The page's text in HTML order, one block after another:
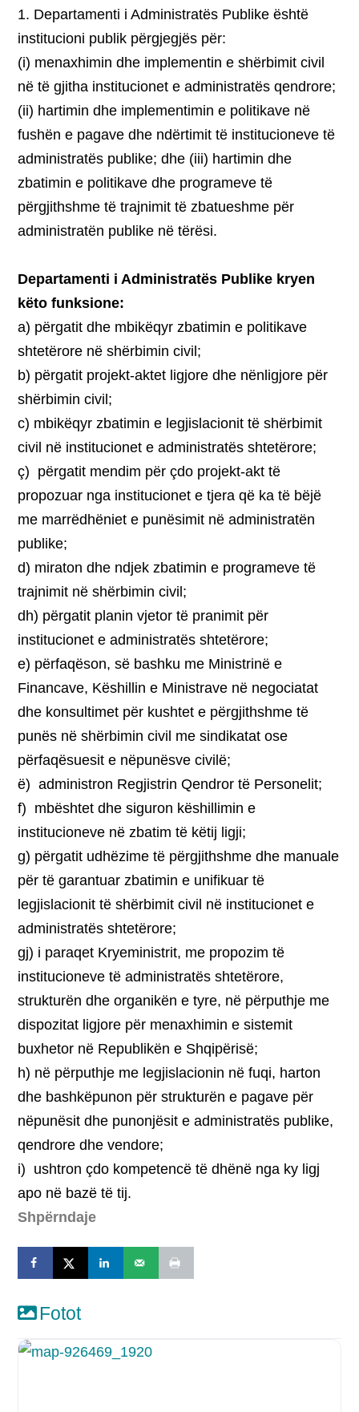
1. Departamenti i Administratës Publike është
institucioni publik përgjegjës për:
(i) menaxhimin dhe implementin e shërbimit civil
në të gjitha institucionet e administratës qendrore;
(ii) hartimin dhe implementimin e politikave në
fushën e pagave dhe ndërtimit të institucioneve të
administratës publike; dhe (iii) hartimin dhe
zbatimin e politikave dhe programeve të
përgjithshme të trajnimit të zbatueshme për
administratën publike në tërësi.
Departamenti i Administratës Publike kryen
këto funksione:
a) përgatit dhe mbikëqyr zbatimin e politikave
shtetërore në shërbimin civil;
b) përgatit projekt-aktet ligjore dhe nënligjore për
shërbimin civil;
c) mbikëqyr zbatimin e legjislacionit të shërbimit
civil në institucionet e administratës shtetërore;
ç) përgatit mendim për çdo projekt-akt të
propozuar nga institucionet e tjera që ka të bëjë
me marrëdhëniet e punësimit në administratën
publike;
d) miraton dhe ndjek zbatimin e programeve të
trajnimit në shërbimin civil;
dh) përgatit planin vjetor të pranimit për
institucionet e administratës shtetërore;
e) përfaqëson, së bashku me Ministrinë e
Financave, Këshillin e Ministrave në negociatat
dhe konsultimet për kushtet e përgjithshme të
punës në shërbimin civil me sindikatat ose
përfaqësuesit e nëpunësve civilë;
ë) administron Regjistrin Qendror të Personelit;
f) mbështet dhe siguron këshillimin e
institucioneve në zbatim të këtij ligji;
g) përgatit udhëzime të përgjithshme dhe manuale
për të garantuar zbatimin e unifikuar të
legjislacionit të shërbimit civil në institucionet e
administratës shtetërore;
gj) i paraqet Kryeministrit, me propozim të
institucioneve të administratës shtetërore,
strukturën dhe organikën e tyre, në përputhje me
dispozitat ligjore për menaxhimin e sistemit
buxhetor në Republikën e Shqipërisë;
h) në përputhje me legjislacionin në fuqi, harton
dhe bashkëpunon për strukturën e pagave për
nëpunësit dhe punonjësit e administratës publike,
qendrore dhe vendore;
i) ushtron çdo kompetencë të dhënë nga ky ligj
apo në bazë të tij.
Shpërndaje
Fotot